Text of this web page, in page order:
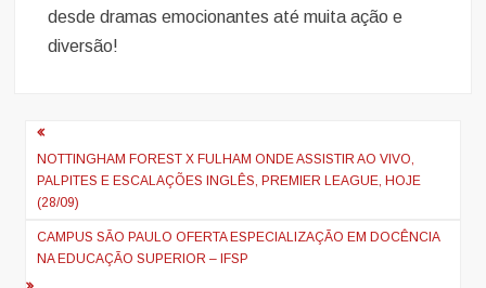
desde dramas emocionantes até muita ação e
diversão!
Navegação
de
artigos
NOTTINGHAM FOREST X FULHAM ONDE ASSISTIR AO VIVO,
PALPITES E ESCALAÇÕES INGLÊS, PREMIER LEAGUE, HOJE
(28/09)
CAMPUS SÃO PAULO OFERTA ESPECIALIZAÇÃO EM DOCÊNCIA
NA EDUCAÇÃO SUPERIOR – IFSP